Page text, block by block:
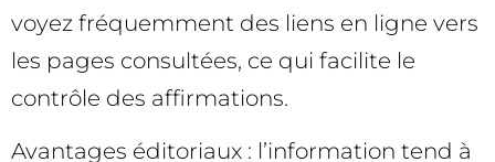
voyez fréquemment des liens en ligne vers
les pages consultées, ce qui facilite le
contrôle des affirmations.
Avantages éditoriaux : l’information tend à